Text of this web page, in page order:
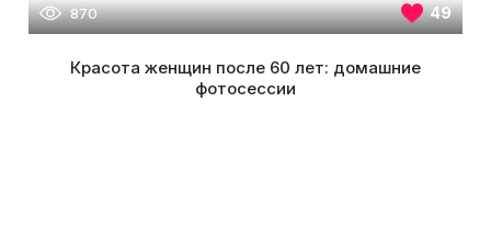
870 49
Красота женщин после 60 лет: домашние
фотосессии